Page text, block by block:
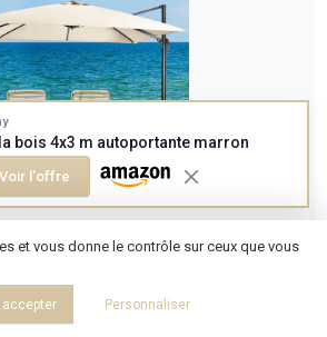
Extérieur, Parasol Déporté
compromis
bois 4x3 m autoportante marron
Voir l'offre
et vous donne le contrôle sur ceux que vous
accepter Personnaliser